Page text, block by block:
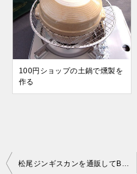
100円ショップの土鍋で燻製を
作る
投
松尾ジンギスカンを通販してBBQに行ってきた